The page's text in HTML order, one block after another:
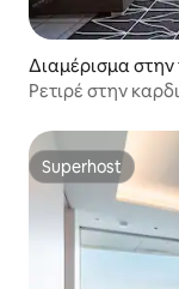
Διαμέρισμα
Ρετιρέ στην
Superhost
Superhost